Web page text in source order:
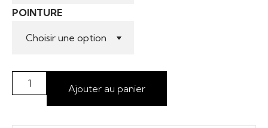
POINTURE
Ajouter au panier